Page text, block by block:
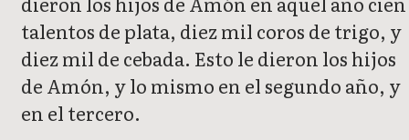
talentos de plata, diez mil coros de trigo, y
diez mil de cebada. Esto le dieron los hijos
de Amón, y lo mismo en el segundo año, y
en el tercero.